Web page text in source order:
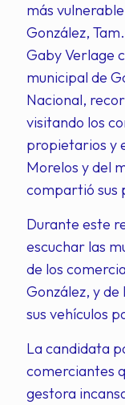
más
González,
Gaby Verlage
municipal de
Nacional,
visitando los
propietarios y
Morelos y del
compartió sus
Durante este
escuchar las
de los
González, y de
sus vehículos
La candidata
comerciantes
gestora